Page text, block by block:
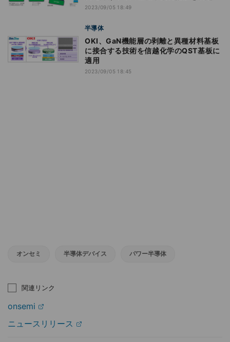
2023/09/05 18:49
半導体
OKI、GaN機能層の剥離と異種材料基板
に接合する技術を信越化学のQST基板に
適用
2023/09/05 18:45
オンセミ 半導体デバイス パワー半導体
関連リンク
onsemi
ニュースリリース